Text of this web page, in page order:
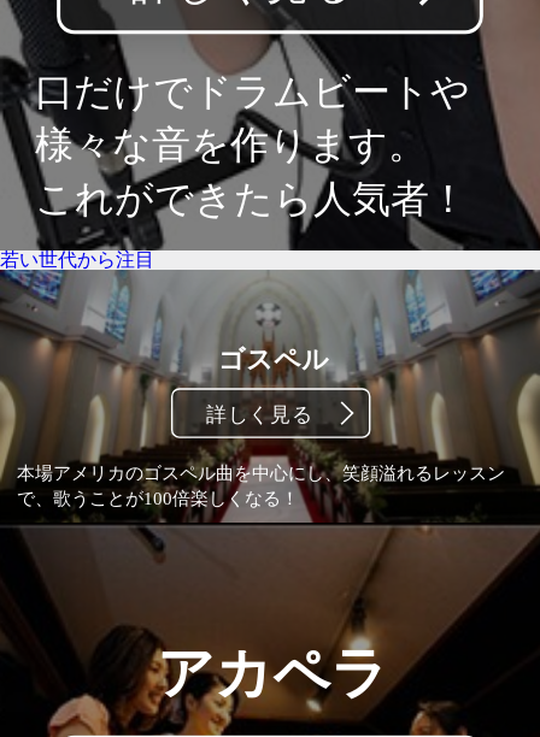
若い世代から注目